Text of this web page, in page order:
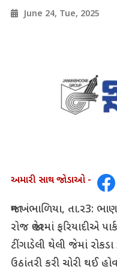
June 24, Tue, 2025
અમારી સાથ જોડાઓ -
જામ ખંભાળિયા, તા.ર3:
રોજ જાહેરમાં ફરિયાદીએ
ટીંગાડેલી થેલી જેમાં
ઉઠાંતરી કરી ચોરી થઈ